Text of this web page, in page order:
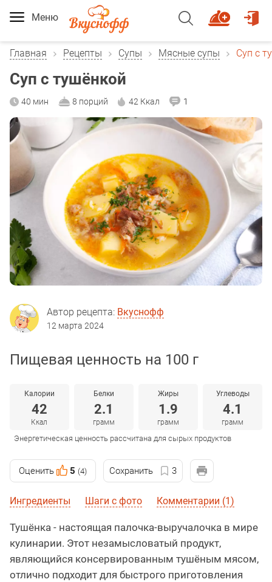
Меню
Главная Рецепты Супы Мясные супы Суп с
Суп с тушёнкой
40 мин 8 порций 42 Ккал 1
Автор рецепта: Вкуснофф
12 марта 2024
Пищевая ценность на 100 г
Калории
42
Ккал
Белки
2.1
грамм
Жиры
1.9
грамм
Углеводы
4.1
грамм
Энергетическая ценность рассчитана для сырых продуктов
Оценить 5 (4) Сохранить 3
Ингредиенты Шаги с фото Комментарии (1)
Тушёнка - настоящая палочка-выручалочка в мире
кулинарии. Этот незамысловатый продукт,
являющийся консервированным тушёным мясом,
отлично подходит для быстрого приготовления